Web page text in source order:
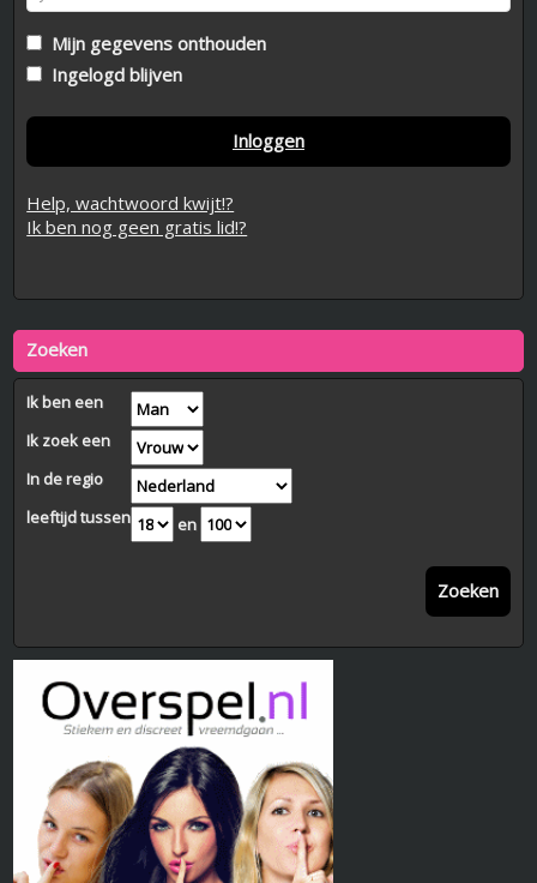
Mijn gegevens onthouden
Ingelogd blijven
Inloggen
Help, wachtwoord kwijt!?
Ik ben nog geen gratis lid!?
Zoeken
Ik ben een
Ik zoek een
In de regio
leeftijd tussen
en
Zoeken